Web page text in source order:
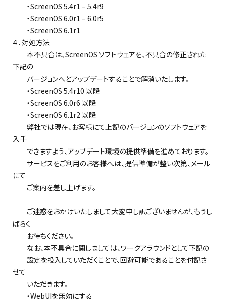
・ScreenOS 5.4r1 – 5.4r9
・ScreenOS 6.0r1 – 6.0r5
・ScreenOS 6.1r1
４．対処方法
本不具合は、ScreenOS ソフトウェアを、不具合の修正された
下記の
バージョンへとアップデートすることで解消いたします。
・ScreenOS 5.4r10 以降
・ScreenOS 6.0r6 以降
・ScreenOS 6.1r2 以降
弊社では現在、お客様にて上記のバージョンのソフトウェアを
入手
できますよう、アップデート環境の提供準備を進めております。
サービスをご利用のお客様へは、提供準備が整い次第、メール
にて
ご案内を差し上げます。
ご迷惑をおかけいたしまして大変申し訳ございませんが、もうし
ばらく
お待ちください。
なお、本不具合に関しましては、ワークアラウンドとして下記の
設定を投入していただくことで、回避可能であることを付記さ
せて
いただきます。
・WebUIを無効にする